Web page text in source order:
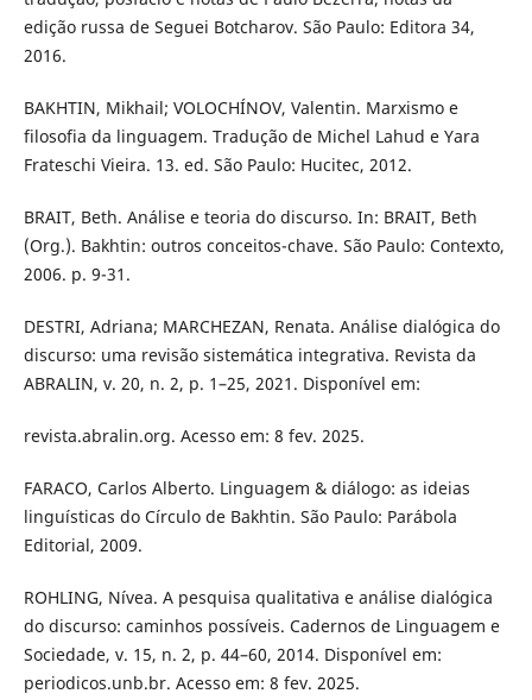
edição russa de Seguei Botcharov. São Paulo: Editora 34,
2016.
BAKHTIN, Mikhail; VOLOCHÍNOV, Valentin. Marxismo e
filosofia da linguagem. Tradução de Michel Lahud e Yara
Frateschi Vieira. 13. ed. São Paulo: Hucitec, 2012.
BRAIT, Beth. Análise e teoria do discurso. In: BRAIT, Beth
(Org.). Bakhtin: outros conceitos-chave. São Paulo: Contexto,
2006. p. 9-31.
DESTRI, Adriana; MARCHEZAN, Renata. Análise dialógica do
discurso: uma revisão sistemática integrativa. Revista da
ABRALIN, v. 20, n. 2, p. 1–25, 2021. Disponível em:
revista.abralin.org. Acesso em: 8 fev. 2025.
FARACO, Carlos Alberto. Linguagem & diálogo: as ideias
linguísticas do Círculo de Bakhtin. São Paulo: Parábola
Editorial, 2009.
ROHLING, Nívea. A pesquisa qualitativa e análise dialógica
do discurso: caminhos possíveis. Cadernos de Linguagem e
Sociedade, v. 15, n. 2, p. 44–60, 2014. Disponível em:
periodicos.unb.br. Acesso em: 8 fev. 2025.